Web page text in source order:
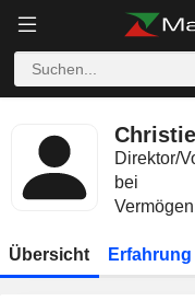
Direktor/
bei
Übersicht Erfahrung